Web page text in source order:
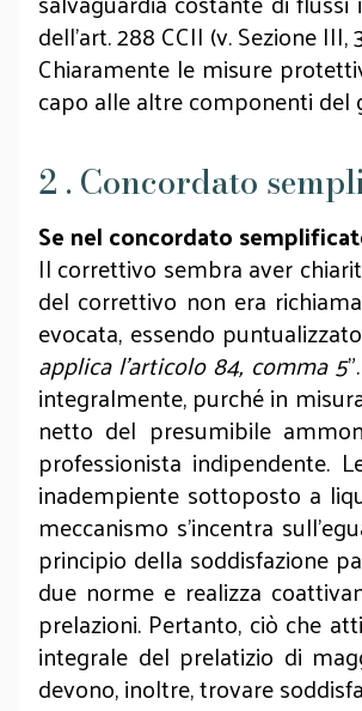
dell’art. 288 CCII (v. Sezione III,
Chiaramente le misure
capo alle altre componenti del
2 . Concordato
Se nel concordato
Il correttivo sembra aver
del correttivo non era
evocata, essendo
applica l’articolo 84, comma 5
integralmente, purché in
netto del presumibile
professionista indipendente.
inadempiente sottoposto a
meccanismo s’incentra
principio della soddisfazione
due norme e realizza
prelazioni. Pertanto, ciò che
integrale del prelatizio di
devono, inoltre, trovare